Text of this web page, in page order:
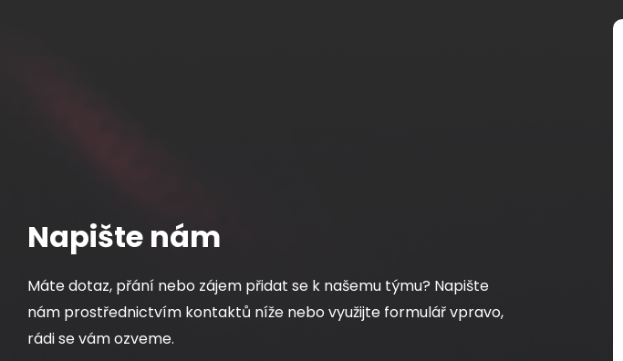
Napište nám
Máte dotaz, přání nebo zájem přidat se k našemu týmu? Napište
nám prostřednictvím kontaktů níže nebo využijte formulář vpravo,
rádi se vám ozveme.